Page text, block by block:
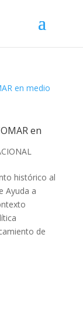
en
histórico al
Ayuda a
de